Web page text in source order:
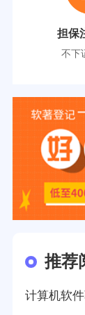
担保
不下
推荐
计算机软